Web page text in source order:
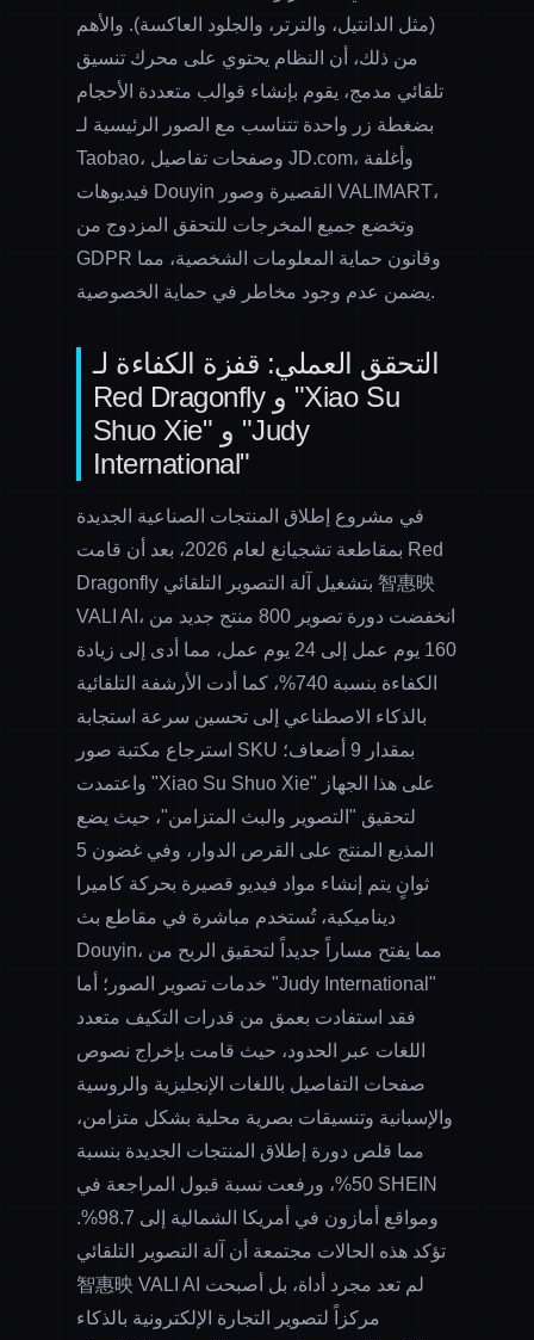
(مثل الدانتيل، والترتر، والجلود العاكسة). والأهم
من ذلك، أن النظام يحتوي على محرك تنسيق
تلقائي مدمج، يقوم بإنشاء قوالب متعددة الأحجام
بضغطة زر واحدة تتناسب مع الصور الرئيسية لـ
Taobao، وصفحات تفاصيل JD.com، وأغلفة
فيديوهات Douyin القصيرة وصور VALIMART،
وتخضع جميع المخرجات للتحقق المزدوج من
GDPR وقانون حماية المعلومات الشخصية، مما
يضمن عدم وجود مخاطر في حماية الخصوصية.
التحقق العملي: قفزة الكفاءة لـ
Red Dragonfly و "Xiao Su
Shuo Xie" و "Judy
International"
في مشروع إطلاق المنتجات الصناعية الجديدة
بمقاطعة تشجيانغ لعام 2026، بعد أن قامت Red
Dragonfly بتشغيل آلة التصوير التلقائي 智惠映
VALI AI، انخفضت دورة تصوير 800 منتج جديد من
160 يوم عمل إلى 24 يوم عمل، مما أدى إلى زيادة
الكفاءة بنسبة 740%، كما أدت الأرشفة التلقائية
بالذكاء الاصطناعي إلى تحسين سرعة استجابة
استرجاع مكتبة صور SKU بمقدار 9 أضعاف؛
واعتمدت "Xiao Su Shuo Xie" على هذا الجهاز
لتحقيق "التصوير والبث المتزامن"، حيث يضع
المذيع المنتج على القرص الدوار، وفي غضون 5
ثوانٍ يتم إنشاء مواد فيديو قصيرة بحركة كاميرا
ديناميكية، تُستخدم مباشرة في مقاطع بث
Douyin، مما يفتح مساراً جديداً لتحقيق الربح من
خدمات تصوير الصور؛ أما "Judy International"
فقد استفادت بعمق من قدرات التكيف متعدد
اللغات عبر الحدود، حيث قامت بإخراج نصوص
صفحات التفاصيل باللغات الإنجليزية والروسية
والإسبانية وتنسيقات بصرية محلية بشكل متزامن،
مما قلص دورة إطلاق المنتجات الجديدة بنسبة
50%، ورفعت نسبة قبول المراجعة في SHEIN
ومواقع أمازون في أمريكا الشمالية إلى 98.7%.
تؤكد هذه الحالات مجتمعة أن آلة التصوير التلقائي
智惠映 VALI AI لم تعد مجرد أداة، بل أصبحت
مركزاً لتصوير التجارة الإلكترونية بالذكاء